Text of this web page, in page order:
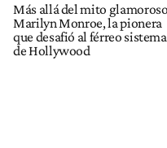
Más allá del mito
Marilyn Monroe, la pionera
que desafió al férreo sistema
de Hollywood